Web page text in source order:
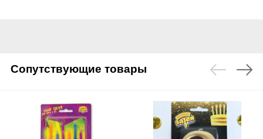
Сопутствующие товары